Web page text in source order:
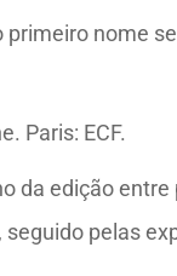
nome
Paris: ECF.
da edição
pelas